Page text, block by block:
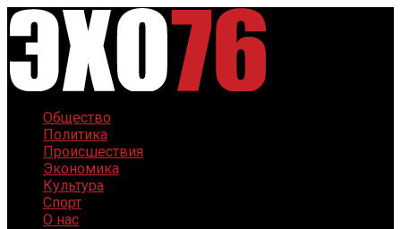
Общество
Политика
Происшествия
Экономика
Культура
Спорт
О нас